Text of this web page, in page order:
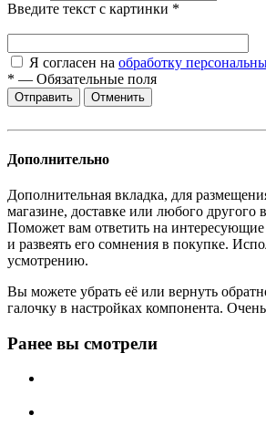
Введите текст с картинки *
Я согласен на обработку
* — Обязательные поля
Отменить
Дополнительно
Дополнительная вкладка, для
магазине, доставке или любого другого
Поможет вам ответить на
и развеять его сомнения в покупке.
усмотрению.
Вы можете убрать её или вернуть
галочку в настройках компонента.
Ранее вы смотрели